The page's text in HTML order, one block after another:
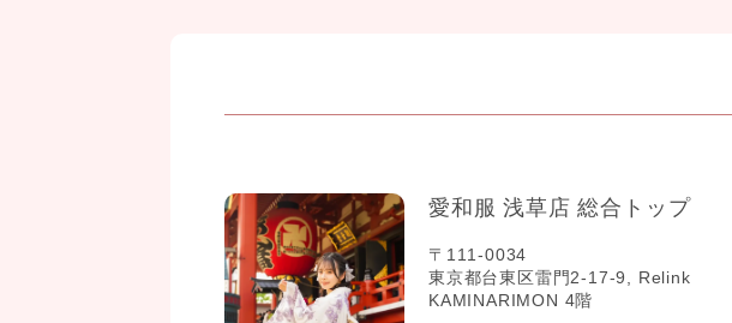
愛和服 浅草店 総合トップ
〒111-0034
東京都台東区雷門2-17-9, Relink
KAMINARIMON 4階